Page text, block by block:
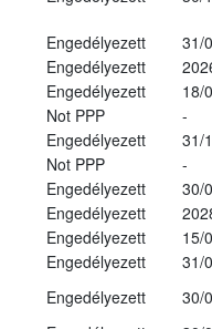
Engedélyezett
31/
Engedélyezett
Engedélyezett
18/
Not PPP
-
Engedélyezett
31/
Not PPP
-
Engedélyezett
30/
Engedélyezett
Engedélyezett
15/
Engedélyezett
31/
Engedélyezett
30/